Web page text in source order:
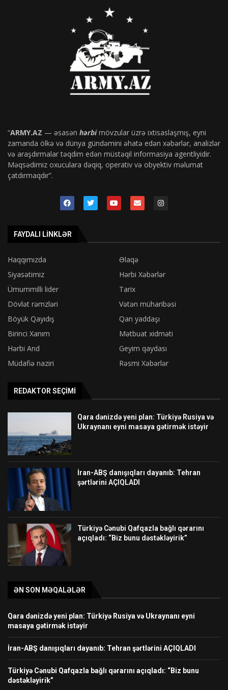
“ARMY.AZ — əsasən hərbimövzular üzrə ixtisaslaşmış, eyni
zamanda ölkə və dünya gündəmini əhatə edən xəbərlər, analizlər
və araşdırmalar təqdim edən müstəqil informasiya agentliyidir.
Məqsədimiz oxuculara dəqiq, operativ və obyektiv məlumat
çatdırmaqdır”.
FAYDALI LINKLƏR
Haqqımızda
Əlaqə
Siyasətimiz
Hərbi Xəbərlər
Ümummilli lider
Tarix
Dövlət rəmzləri
Vətən müharibəsi
Böyük Qayıdış
Qan yaddaşı
Birinci Xanım
Mətbuat xidməti
Hərbi And
Geyim qaydası
Müdafiə naziri
Rəsmi Xəbərlər
REDAKTOR SEÇIMI
Qara dənizdə yeni plan: Türkiyə Rusiya və
Ukraynanı eyni masaya gətirmək istəyir
İran-ABŞ danışıqları dayanıb: Tehran
şərtlərini AÇIQLADI
Türkiyə Cənubi Qafqazla bağlı qərarını
açıqladı: “Biz bunu dəstəkləyirik”
ƏN SON MƏQALƏLƏR
Qara dənizdə yeni plan: Türkiyə Rusiya və Ukraynanı eyni
masaya gətirmək istəyir
İran-ABŞ danışıqları dayanıb: Tehran şərtlərini AÇIQLADI
Türkiyə Cənubi Qafqazla bağlı qərarını açıqladı: “Biz bunu
dəstəkləyirik”